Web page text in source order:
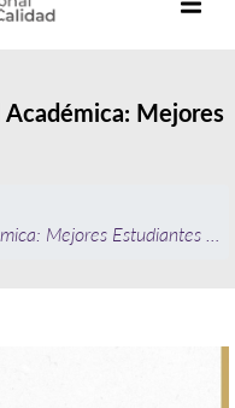
Mejores
Mejores Estudiantes